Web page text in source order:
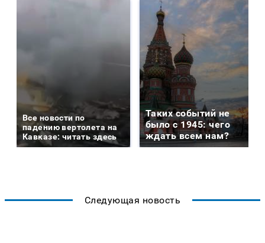
Все новости по
падению вертолета на
Кавказе: читать здесь
Таких событий не
было с 1945: чего
ждать всем нам?
Следующая новость